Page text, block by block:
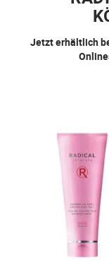
Jetzt erhältlich